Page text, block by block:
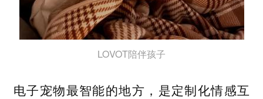
LOVOT陪伴孩子
电子宠物最智能的地方，是定制化情感互